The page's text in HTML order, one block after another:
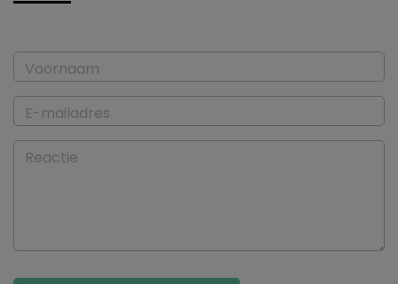
Voornaam
E-mailadres
Reactie